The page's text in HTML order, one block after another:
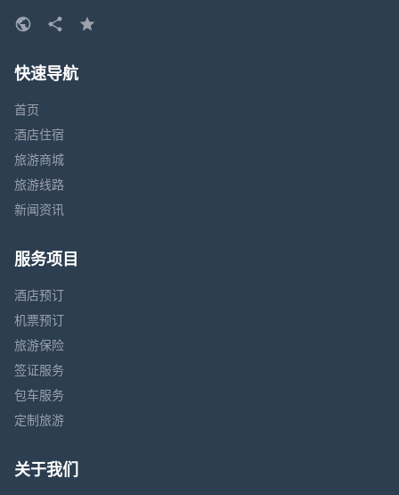
快速导航
首页
酒店住宿
旅游商城
旅游线路
新闻资讯
服务项目
酒店预订
机票预订
旅游保险
签证服务
包车服务
定制旅游
关于我们